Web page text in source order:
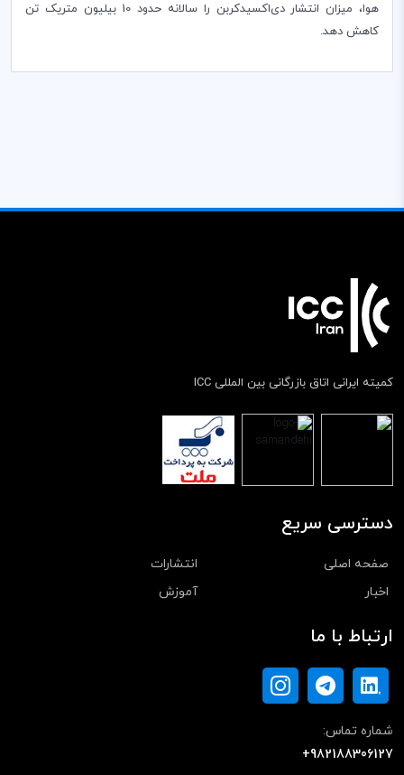
هوا، میزان انتشار دی‌اکسیدکربن را سالانه حدود 10 بیلیون متریک تن
کاهش دهد.
کمیته ایرانی اتاق بازرگانی بین المللی ICC
دسترسی سریع
صفحه اصلی
انتشارات
اخبار
آموزش
ارتباط با ما
شماره تماس:
+982188306127